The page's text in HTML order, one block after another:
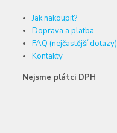
Jak nakoupit?
Doprava a platba
FAQ (nejčastější dotazy)
Kontakty
Nejsme plátci DPH